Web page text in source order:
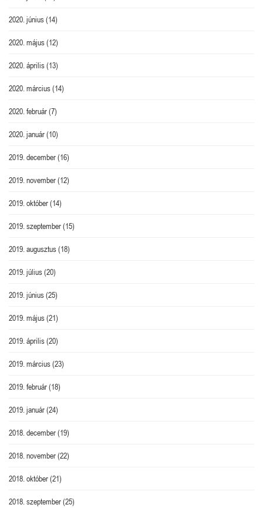
2020. június(14)
2020. május(12)
2020. április(13)
2020. március(14)
2020. február(7)
2020. január(10)
2019. december(16)
2019. november(12)
2019. október(14)
2019. szeptember(15)
2019. augusztus(18)
2019. július(20)
2019. június(25)
2019. május(21)
2019. április(20)
2019. március(23)
2019. február(18)
2019. január(24)
2018. december(19)
2018. november(22)
2018. október(21)
2018. szeptember(25)